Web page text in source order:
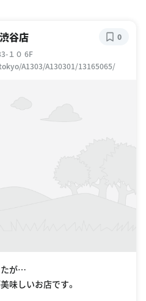
谷店
１０ 6F
A1303/A130301/13165065/
0
たが…
味しいお店です。